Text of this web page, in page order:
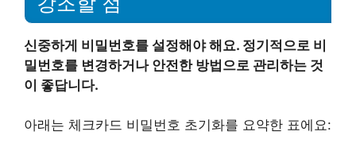
신중하게 비밀번호를 설정해야 해요. 정기적으로 비
밀번호를 변경하거나 안전한 방법으로 관리하는 것
이 좋답니다.
아래는 체크카드 비밀번호 초기화를 요약한 표에요: